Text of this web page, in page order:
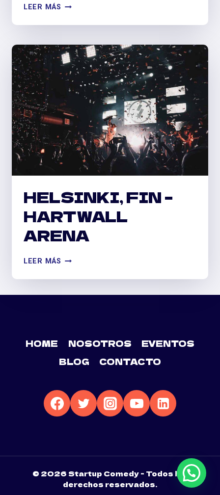
LEER MÁS HELSINKI,
–
ARENA
HELSINKI, FIN –
HARTWALL
ARENA
LEER MÁS HELSINKI,
–
HOME NOSOTROS
EVENTOS
BLOG
CONTACTO
© 2026 Startup Comedy - Todos los
derechos reservados.